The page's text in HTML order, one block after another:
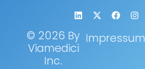
© 2026 By
Viamedici
Inc.
Impressum